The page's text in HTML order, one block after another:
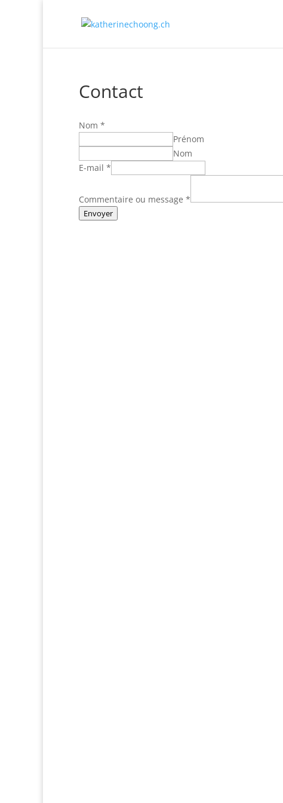
Contact
Nom *
Prénom
Nom
E-mail *
Commentaire ou message *
Envoyer